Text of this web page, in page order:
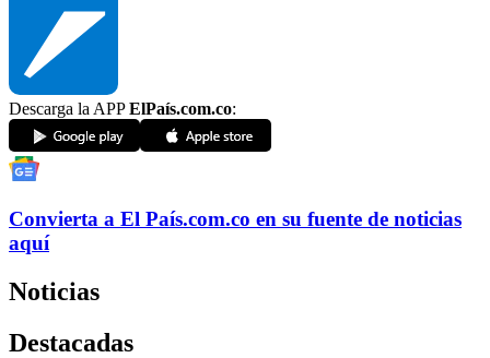
Descarga la APPElPaís.com.co:
Convierta a El País.com.co en su fuente de noticias
aquí
Noticias
Destacadas